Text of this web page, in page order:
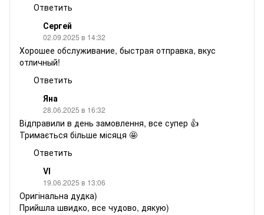
Ответить
Сергей
02.09.2025 в 14:32
Хорошее обслуживание, быстрая отправка, вкус
отличный!
Ответить
Яна
28.06.2025 в 16:32
Відправили в день замовлення, все супер 👍
Тримається більше місяця 🤩
Ответить
Vl
19.06.2025 в 13:06
Оригінальна дудка)
Прийшла швидко, все чудово, дякую)